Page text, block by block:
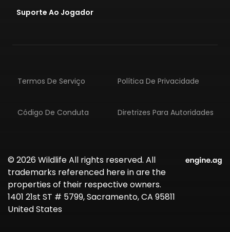
Suporte Ao Jogador
Termos De Serviço Política De Privacidade
Código De Conduta Diretrizes Para Autoridades
© 2026 Wildlife All rights reserved. All
trademarks referenced here in are the
properties of their respective owners.
1401 21st ST # 5799, Sacramento, CA 95811
United States